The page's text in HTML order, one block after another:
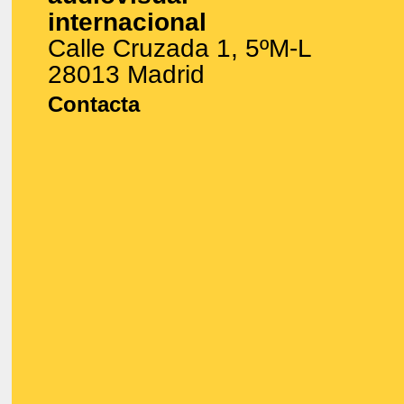
internacional
Calle Cruzada 1, 5ºM-L
28013 Madrid
Contacta